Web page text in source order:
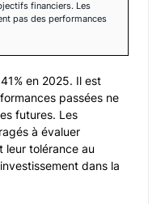
financiers. Les
pas des performances
% en 2025. Il est
passées ne
futures. Les
à évaluer
leur tolérance au
dans la